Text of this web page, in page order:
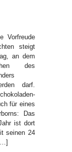
Vorfreude
steigt
an dem
des
darf.
für eines
Das
ist dort
seinen 24